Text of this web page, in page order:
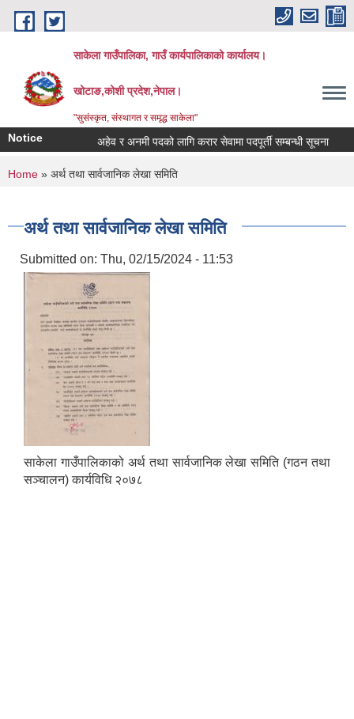
Skip to main content
साकेला गाउँपालिका, गाउँ कार्यपालिकाको कार्यालय।
खोटाङ,कोशी प्रदेश,नेपाल।
"सुसंस्कृत, संस्थागत र समृद्ध साकेला"
Notice अहेव र अनमी पदको लागि करार सेवामा पदपूर्ती सम्बन्धी सूचना
You are here
Home » अर्थ तथा सार्वजानिक लेखा समिति
अर्थ तथा सार्वजानिक लेखा समिति
Submitted on: Thu, 02/15/2024 - 11:53
साकेला गाउँपालिकाको अर्थ तथा सार्वजानिक लेखा समिति (गठन तथा
सञ्चालन) कार्यविधि २०७८